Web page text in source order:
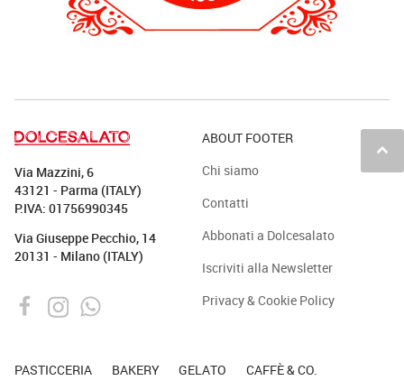
keyboard_arrow_up
Via Mazzini, 6
43121 - Parma (ITALY)
P.IVA: 01756990345
Via Giuseppe Pecchio, 14
20131 - Milano (ITALY)
ABOUT FOOTER
Chi siamo
Contatti
Abbonati a Dolcesalato
Iscriviti alla Newsletter
Privacy & Cookie Policy
PASTICCERIA BAKERY GELATO CAFFÈ & CO.